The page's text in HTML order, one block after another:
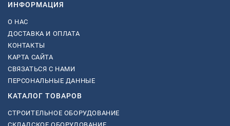
ИНФОРМАЦИЯ
О НАС
ДОСТАВКА И ОПЛАТА
КОНТАКТЫ
КАРТА САЙТА
СВЯЗАТЬСЯ С НАМИ
ПЕРСОНАЛЬНЫЕ ДАННЫЕ
КАТАЛОГ ТОВАРОВ
СТРОИТЕЛЬНОЕ ОБОРУДОВАНИЕ